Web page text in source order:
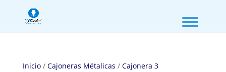
Inicio/ Cajoneras Métalicas / Cajonera 3